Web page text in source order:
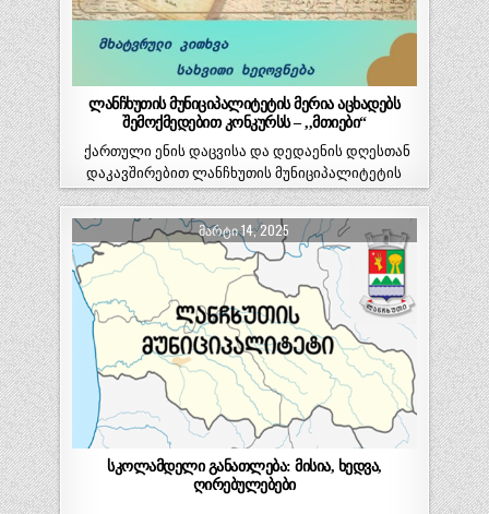
ლანჩხუთის მუნიციპალიტეტის მერია აცხადებს
შემოქმედებით კონკურსს – ,,მთიები“
ქართული ენის დაცვისა და დედაენის დღესთან
დაკავშირებით ლანჩხუთის მუნიციპალიტეტის
მერია აცხადებს შემოქმედებით კონკურსს –…
ᲛᲐᲠᲢᲘ 14, 2025
სკოლამდელი განათლება: მისია, ხედვა,
ღირებულებები